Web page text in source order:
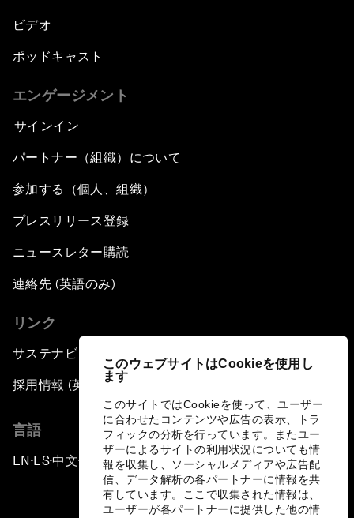
このウェブサイトはCookieを使用し
ます
このサイトではCookieを使って、ユーザー
に合わせたコンテンツや広告の表示、トラ
フィックの分析を行っています。またユー
ザーによるサイトの利用状況についても情
報を収集し、ソーシャルメディアや広告配
信、データ解析の各パートナーに情報を共
有しています。ここで収集された情報は、
ユーザーが各パートナーに提供した他の情
ビデオ
ポッドキャスト
エンゲージメント
サインイン
パートナー（組織）について
参加する（個人、組織）
プレスリリース登録
ニュースレター購読
連絡先 (英語のみ)
リンク
サステナビリティへの取り組み
採用情報 (英語のみ)
言語
EN ▪ES▪中文▪ 日本語